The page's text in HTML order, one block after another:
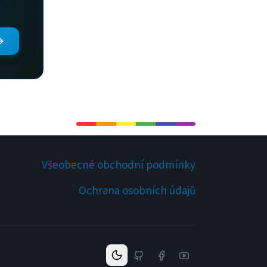
Všeobecné obchodní podmínky
Ochrana osobních údajů